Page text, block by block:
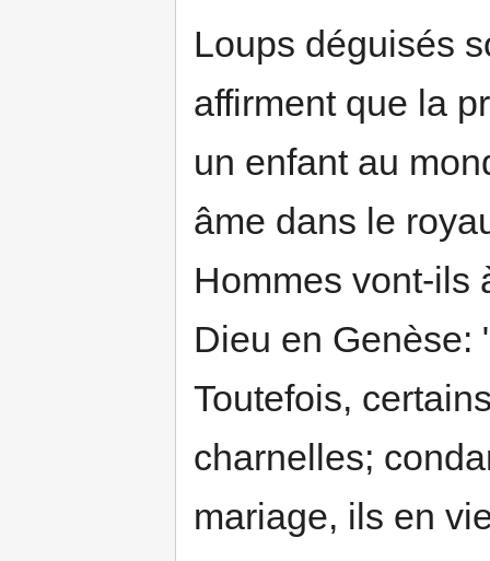
Loups déguisés
affirment que la
un enfant au
âme dans le
Hommes vont-ils
Dieu en
Toutefois,
charnelles;
mariage, ils en